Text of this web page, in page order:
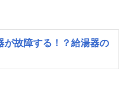
故障する！？給湯器の